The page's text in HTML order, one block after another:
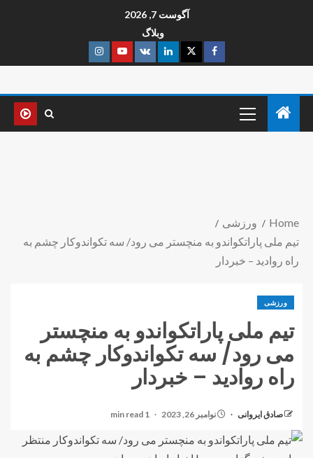
آگوست 7, 2026
وبلاگ
Home
ورزشی
تیم ملی پاراتکواندو به منچستر می رود/ سه تکواندوکار چشم به
راه روادید – خبردار
ورزشی
تیم ملی پاراتکواندو به منچستر
می رود/ سه تکواندوکار چشم به
راه روادید – خبردار
صادق ایروانی نوامبر 26, 2023 1 min read